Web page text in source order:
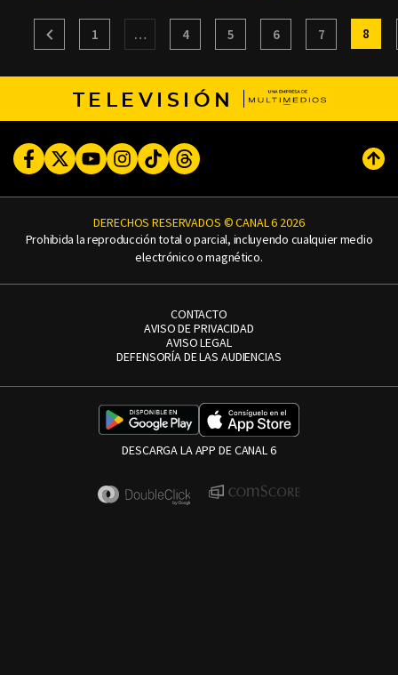
1 … 4 5 6 7 8
TELEVISIÓN
FacebookTwitterYoutubeInstagram
TikTokThreads
DERECHOS RESERVADOS © CANAL 6 2026
Prohibida la reproducción total o parcial, incluyendo cualquier medio
electrónico o magnético.
CONTACTO
AVISO DE PRIVACIDAD
AVISO LEGAL
DEFENSORÍA DE LAS AUDIENCIAS
DESCARGA LA APP DE CANAL 6